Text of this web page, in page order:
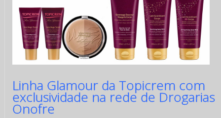
Linha Glamour da Topicrem com
exclusividade na rede de Drogarias
Onofre